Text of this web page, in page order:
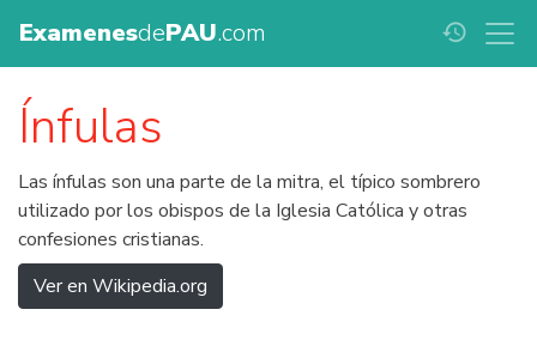
ExamenesdePAU.com history
Ínfulas
Las ínfulas son una parte de la mitra, el típico sombrero
utilizado por los obispos de la Iglesia Católica y otras
confesiones cristianas.
Ver en Wikipedia.org